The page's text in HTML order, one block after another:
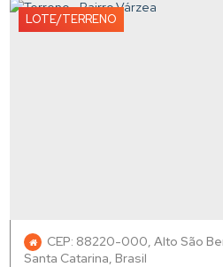
LOTE/TERRENO
CEP: 88220-000, Alto São
Santa Catarina, Brasil